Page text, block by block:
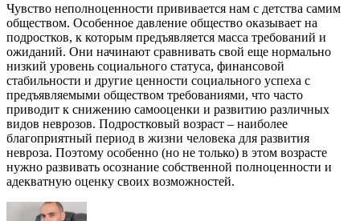
Чувство неполноценности прививается нам с детства самим
обществом. Особенное давление общество оказывает на
подростков, к которым предъявляется масса требований и
ожиданий. Они начинают сравнивать свой еще нормально
низкий уровень социального статуса, финансовой
стабильности и другие ценности социального успеха с
предъявляемыми обществом требованиями, что часто
приводит к снижению самооценки и развитию различных
видов неврозов. Подростковый возраст – наиболее
благоприятный период в жизни человека для развития
невроза. Поэтому особенно (но не только) в этом возрасте
нужно развивать осознание собственной полноценности и
адекватную оценку своих возможностей.